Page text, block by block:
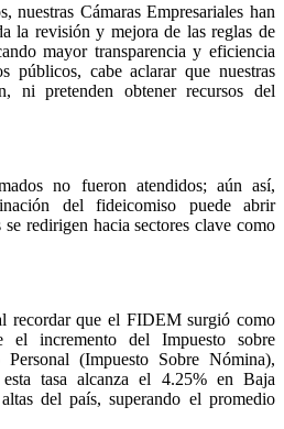
nuestras Cámaras Empresariales han
la revisión y mejora de las reglas de
mayor transparencia y eficiencia
públicos, cabe aclarar que nuestras
ni pretenden obtener recursos del
no fueron atendidos; aún así,
del fideicomiso puede abrir
redirigen hacia sectores clave como
recordar que el FIDEM surgió como
el incremento del Impuesto sobre
Personal (Impuesto Sobre Nómina),
tasa alcanza el 4.25% en Baja
del país, superando el promedio